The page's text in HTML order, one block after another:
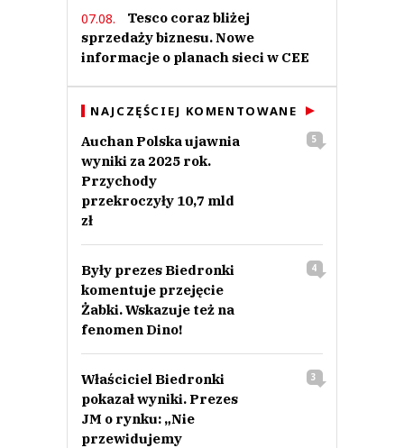
07.08.
Tesco coraz bliżej
sprzedaży biznesu. Nowe
informacje o planach sieci w CEE
NAJCZĘŚCIEJ KOMENTOWANE
Auchan Polska ujawnia
wyniki za 2025 rok.
Przychody
przekroczyły 10,7 mld
zł
5
Były prezes Biedronki
komentuje przejęcie
Żabki. Wskazuje też na
fenomen Dino!
4
Właściciel Biedronki
pokazał wyniki. Prezes
JM o rynku: „Nie
przewidujemy
3